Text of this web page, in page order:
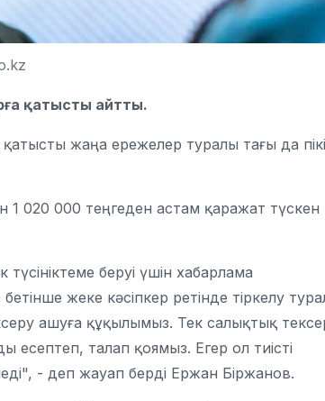
қатысты айтты.
жаңа ережелер туралы тағы да
1 020 000 теңгеден астам қаражат түскен
беруі үшін хабарлама
жеке кәсіпкер ретінде тіркелу
ашуға құқылымыз. Тек салықтық
есептеп, талап қоямыз. Егер ол тиісті
- деп жауап берді Ержан Біржанов.